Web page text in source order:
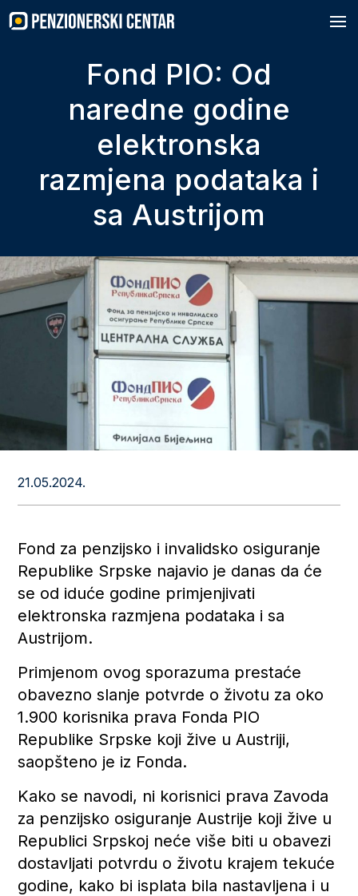
to
content
Fond PIO: Od
naredne godine
elektronska
razmjena podataka i
sa Austrijom
21.05.2024.
Fond za penzijsko i invalidsko osiguranje
Republike Srpske najavio je danas da će
se od iduće godine primjenjivati
elektronska razmjena podataka i sa
Austrijom.
Primjenom ovog sporazuma prestaće
obavezno slanje potvrde o životu za oko
1.900 korisnika prava Fonda PIO
Republike Srpske koji žive u Austriji,
saopšteno je iz Fonda.
Kako se navodi, ni korisnici prava Zavoda
za penzijsko osiguranje Austrije koji žive u
Republici Srpskoj neće više biti u obavezi
dostavljati potvrdu o životu krajem tekuće
godine, kako bi isplata bila nastavljena i u